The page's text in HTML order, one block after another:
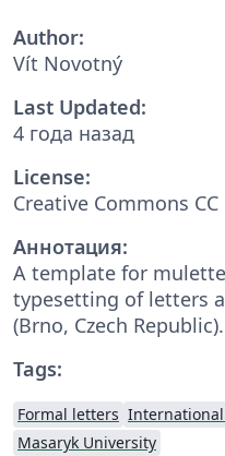
Author:
Vít Novotný
Last Updated:
4 года назад
License:
Creative Commons CC
Аннотация:
A template for
typesetting of letters
(Brno, Czech Repub­lic).
Tags:
Formal letters
Masaryk University